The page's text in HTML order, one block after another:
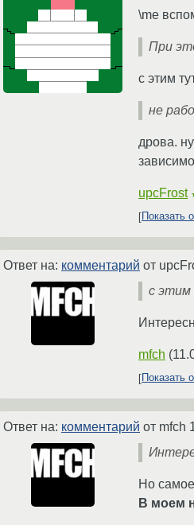
\me
При
с этим
не
дрова.
upcFrost
Показать
Ответ на: комментарий от
с этим
mfch (
Показать
Ответ на: комментарий от mfch
Но
В моем